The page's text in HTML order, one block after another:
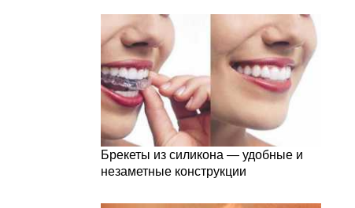
Брекеты из силикона — удобные и
незаметные конструкции